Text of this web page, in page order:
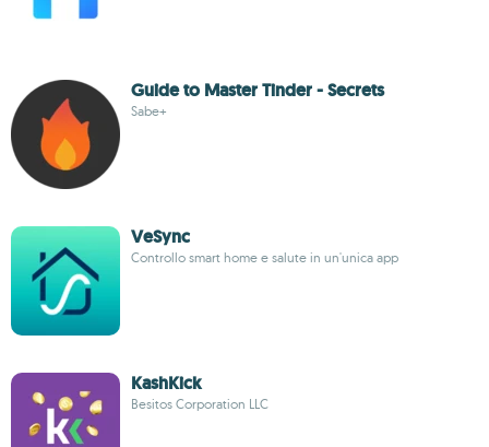
Guide to Master Tinder - Secrets
Sabe+
VeSync
Controllo smart home e salute in un'unica app
KashKick
Besitos Corporation LLC